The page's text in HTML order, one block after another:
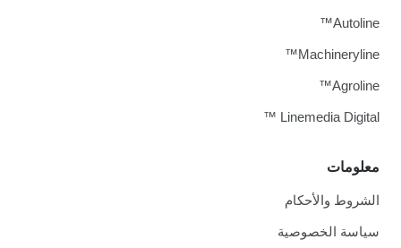
معلومات
الشروط والأحكام
سياسة الخصوصية
Autoline™
Machineryline™
Agroline™
Linemedia Digital ™